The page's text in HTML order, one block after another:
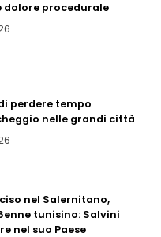
dolore procedurale
perdere tempo
nelle grandi città
nel Salernitano,
tunisino: Salvini
nel suo Paese